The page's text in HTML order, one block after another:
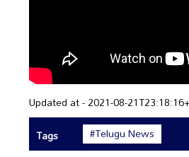
Updated at - 2021-08-
Tags
#Telugu News